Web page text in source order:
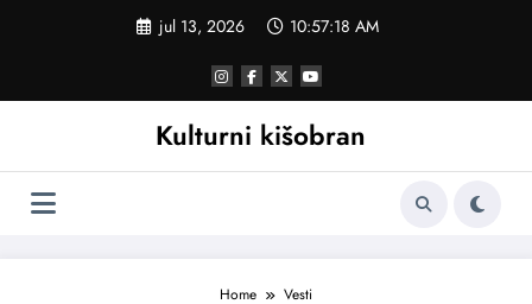
jul 13, 2026 10:57:19 AM
Kulturni kišobran
Home Vesti